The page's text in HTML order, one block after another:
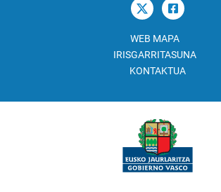
WEB MAPA
IRISGARRITASUNA
KONTAKTUA